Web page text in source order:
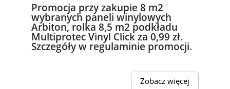
Promocja przy zakupie 8 m2
wybranych paneli winylowych
Arbiton, rolka 8,5 m2 podkładu
Multiprotec Vinyl Click za 0,99 zł.
Szczegóły w regulaminie promocji.
Zobacz więcej